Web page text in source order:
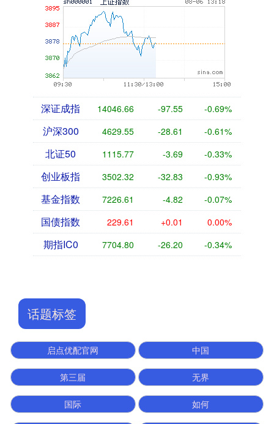
深证成指 14046.66 -97.55 -0.69%
沪深300 4629.55 -28.61 -0.61%
北证50 1115.77 -3.69 -0.33%
创业板指 3502.32 -32.83 -0.93%
基金指数 7226.61 -4.82 -0.07%
国债指数 229.61 +0.01 0.00%
期指IC0 7704.80 -26.20 -0.34%
话题标签
启点优配官网 中国
第三届 无界
国际 如何